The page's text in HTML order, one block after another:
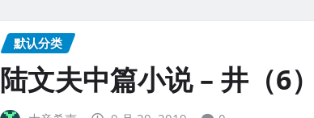
默认分类
陆文夫中篇小说 – 井（6）